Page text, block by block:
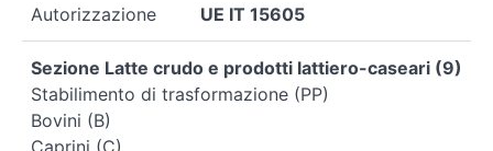
Autorizzazione UE IT 15605
Sezione Latte crudo e prodotti lattiero-caseari (9)
Stabilimento di trasformazione (PP)
Bovini (B)
Caprini (C)